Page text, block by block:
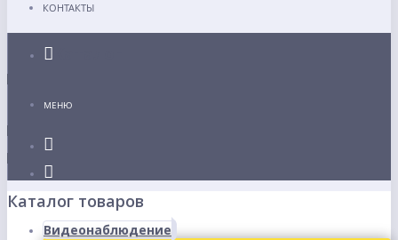
КОНТАКТЫ
МЕНЮ
Каталог товаров
Видеонаблюдение